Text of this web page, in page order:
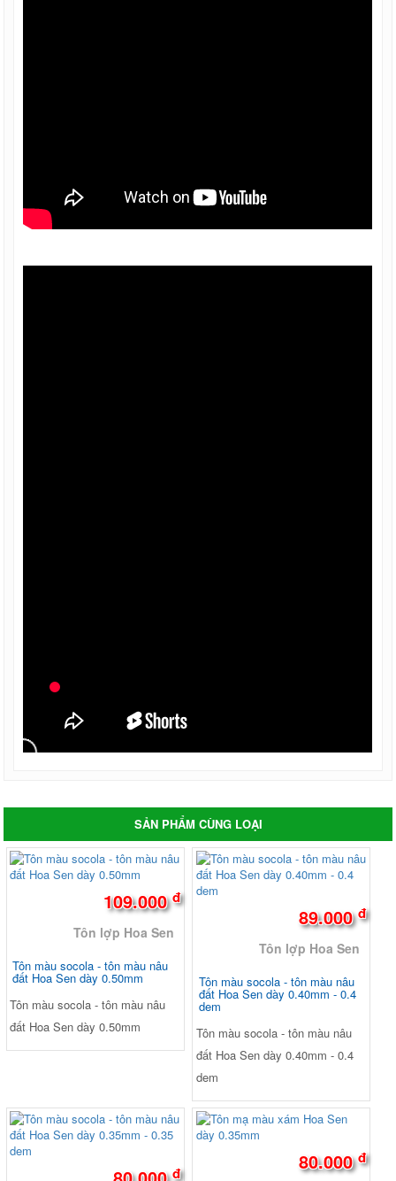
SẢN PHẨM CÙNG LOẠI
109.000đ
Tôn lợp Hoa Sen
Tôn màu socola - tôn màu nâu
đất Hoa Sen dày 0.50mm
Tôn màu socola - tôn màu nâu
đất Hoa Sen dày 0.50mm
89.000đ
Tôn lợp Hoa Sen
Tôn màu socola - tôn màu nâu
đất Hoa Sen dày 0.40mm - 0.4
dem
Tôn màu socola - tôn màu nâu
đất Hoa Sen dày 0.40mm - 0.4
dem
đ 80.000đ